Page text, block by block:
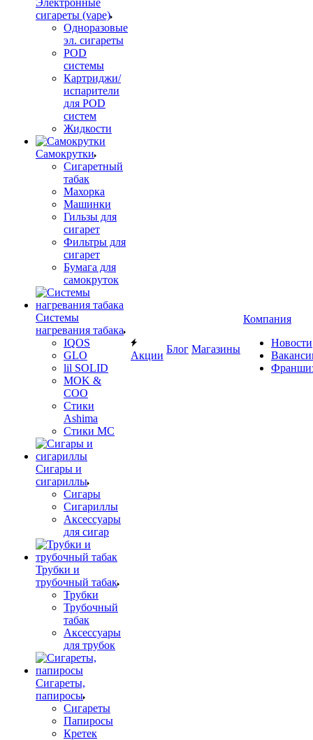
Электронные
сигареты (vape)
Одноразовые
эл. сигареты
POD
системы
Картриджи/
испарители
для POD
систем
Жидкости
Самокрутки
Сигаретный
табак
Махорка
Машинки
Гильзы для
сигарет
Фильтры для
сигарет
Бумага для
самокруток
Системы
нагревания табака
IQOS
GLO
lil SOLID
MOK &
COO
Стики
Ashima
Стики MC
Сигары и
сигариллы
Сигары
Сигариллы
Аксессуары
для сигар
Трубки и
трубочный табак
Трубки
Трубочный
табак
Аксессуары
для трубок
Сигареты,
папиросы
Сигареты
Папиросы
Кретек
Акции
Блог Магазины
Компания
Новости